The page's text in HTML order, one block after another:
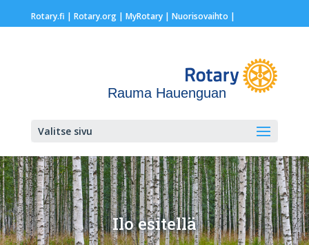
Rotary.fi | Rotary.org| MyRotary | Nuorisovaihto |
Rauma Hauenguan
Valitse sivu
Ilo esitellä